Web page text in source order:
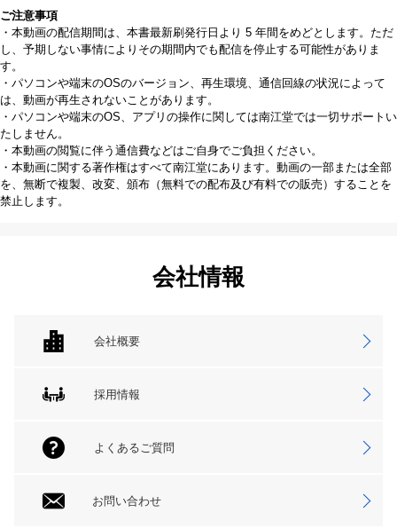
ご注意事項
・本動画の配信期間は、本書最新刷発行日より 5 年間をめどとします。ただ
し、予期しない事情によりその期間内でも配信を停止する可能性がありま
す。
・パソコンや端末のOSのバージョン、再生環境、通信回線の状況によって
は、動画が再生されないことがあります。
・パソコンや端末のOS、アプリの操作に関しては南江堂では一切サポートい
たしません。
・本動画の閲覧に伴う通信費などはご自身でご負担ください。
・本動画に関する著作権はすべて南江堂にあります。動画の一部または全部
を、無断で複製、改変、頒布（無料での配布及び有料での販売）することを
禁止します。
会社情報
会社概要
採用情報
よくあるご質問
お問い合わせ